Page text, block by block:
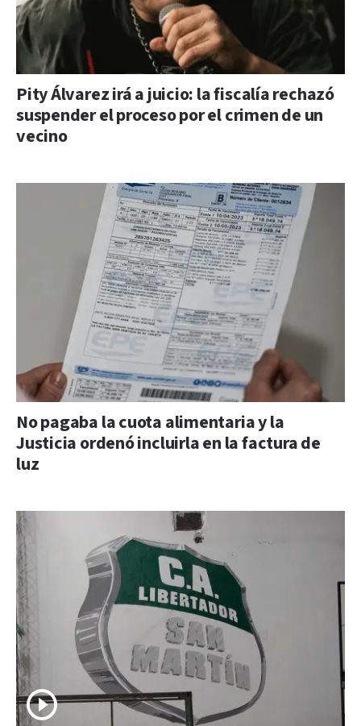
Pity Álvarez irá a juicio: la fiscalía rechazó
suspender el proceso por el crimen de un
vecino
No pagaba la cuota alimentaria y la
Justicia ordenó incluirla en la factura de
luz